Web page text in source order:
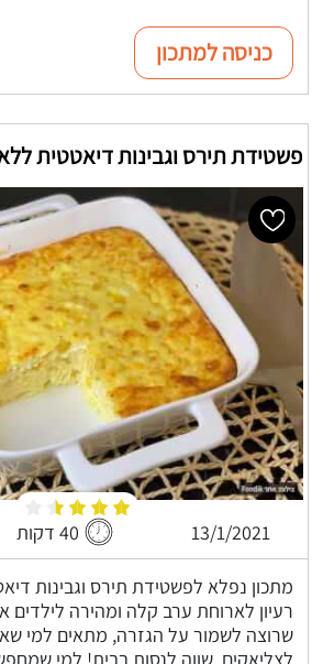
כניסה למתכון
פשטידת תירס וגבינות דיאטטית
13/1/2021 40 דקות
מתכון נפלא לפשטידת תירס וגבינות
רעיון לארוחת ערב קלה ומהירה לילדים
שרוצה לשמור על הגזרה, מתאים למי
לצליאקים, שווה לנסות בבית! למי